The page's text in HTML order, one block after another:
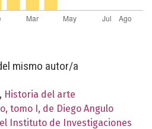
mismo autor/a
Historia del arte
tomo I, de Diego Angulo
Instituto de Investigaciones